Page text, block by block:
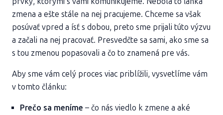
zmena a ešte stále na nej pracujeme. Chceme sa však
posúvať vpred a ísť s dobou, preto sme prijali túto výzvu
a začali na nej pracovať. Presvedčte sa sami, ako sme sa
s tou zmenou popasovali a čo to znamená pre vás.
Aby sme vám celý proces viac priblížili, vysvetlíme vám
v tomto článku:
Prečo sa meníme – čo nás viedlo k zmene a aké